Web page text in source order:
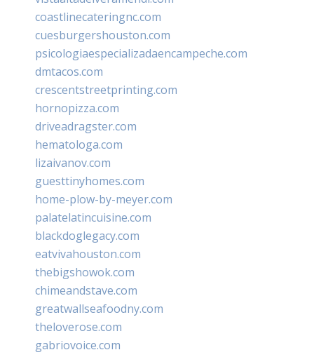
coastlinecateringnc.com
cuesburgershouston.com
psicologiaespecializadaencampeche.com
dmtacos.com
crescentstreetprinting.com
hornopizza.com
driveadragster.com
hematologa.com
lizaivanov.com
guesttinyhomes.com
home-plow-by-meyer.com
palatelatincuisine.com
blackdoglegacy.com
eatvivahouston.com
thebigshowok.com
chimeandstave.com
greatwallseafoodny.com
theloverose.com
gabriovoice.com